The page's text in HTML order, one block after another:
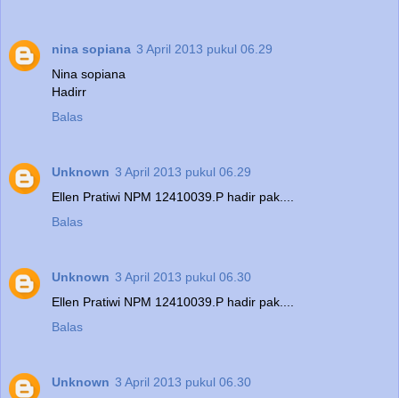
nina sopiana 3 April 2013 pukul 06.29
Nina sopiana
Hadirr
Balas
Unknown 3 April 2013 pukul 06.29
Ellen Pratiwi NPM 12410039.P hadir pak....
Balas
Unknown 3 April 2013 pukul 06.30
Ellen Pratiwi NPM 12410039.P hadir pak....
Balas
Unknown 3 April 2013 pukul 06.30